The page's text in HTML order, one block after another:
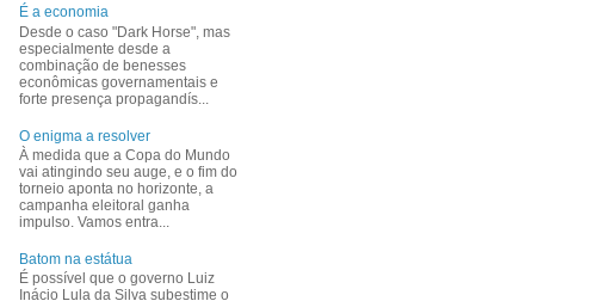
É a economia
Desde o caso "Dark Horse", mas
especialmente desde a
combinação de benesses
econômicas governamentais e
forte presença propagandís...
O enigma a resolver
À medida que a Copa do Mundo
vai atingindo seu auge, e o fim do
torneio aponta no horizonte, a
campanha eleitoral ganha
impulso. Vamos entra...
Batom na estátua
É possível que o governo Luiz
Inácio Lula da Silva subestime o